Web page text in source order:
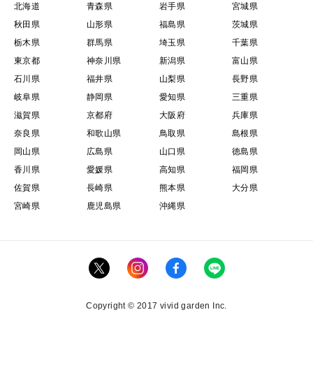
北海道 青森県 岩手県
宮城県
秋田県
山形県 福島県
茨城県
栃木県
群馬県 埼玉県
千葉県
東京都
神奈川県 新潟県
富山県
石川県
福井県 山梨県
長野県
岐阜県
静岡県 愛知県
三重県
滋賀県
京都府 大阪府
兵庫県
奈良県
和歌山県 鳥取県
島根県
岡山県
広島県 山口県
徳島県
香川県
愛媛県 高知県
福岡県
佐賀県
長崎県 熊本県
大分県
宮崎県
鹿児島県 沖縄県
Copyright © 2017 vivid garden Inc.